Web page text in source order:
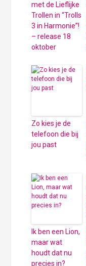
met de Lieflijke
Trollen in “Trolls
3 in Harmonie”!
– release 18
oktober
Zo kies je de
telefoon die bij
jou past
Ik ben een Lion,
maar wat
houdt dat nu
precies in?